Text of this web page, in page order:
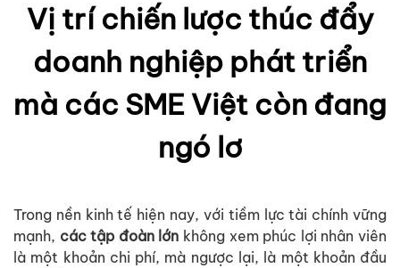
Vị trí chiến lược thúc đẩy
doanh nghiệp phát triển
mà các SME Việt còn đang
ngó lơ
Trong nền kinh tế hiện nay, với tiềm ực tài chính vững
mạnh, các tập đoàn ớn không xem phúc ợi nhân viên
là một khoản chi phí, mà ngược ại, là một khoản đầu